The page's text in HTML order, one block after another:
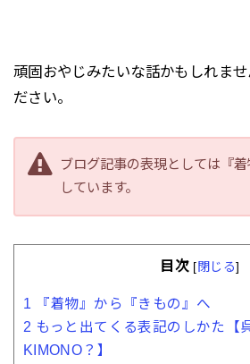
頑固おやじみたいな話かもしれま
ださい。
ブログ記事の表現としては『
しています。
目次 [閉じる]
1 『着物』から『きもの』へ
2 もっと出てくる表記のしかた【
KIMONO？】